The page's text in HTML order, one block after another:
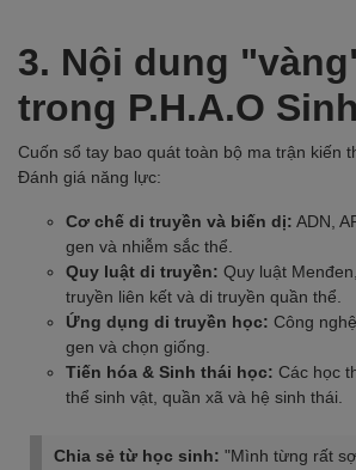
3. Nội dung
trong P.H.A.O
Cuốn sổ tay bao quát toàn bộ ma trận kiến
Đánh giá năng lực:
Cơ chế di truyền và biến dị: ADN,
gen và nhiễm sắc thể.
Quy luật di truyền: Quy luật
truyền liên kết và di truyền quần thể.
Ứng dụng di truyền học: Công
gen và chọn giống.
Tiến hóa & Sinh thái học: Các học
thể sinh vật, quần xã và hệ sinh thái.
Chia sẻ từ học sinh: "Mình từng rất